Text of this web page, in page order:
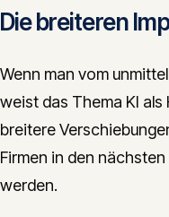
Die breiteren
Wenn man vom
weist das Thema KI
breitere
Firmen in den
werden.